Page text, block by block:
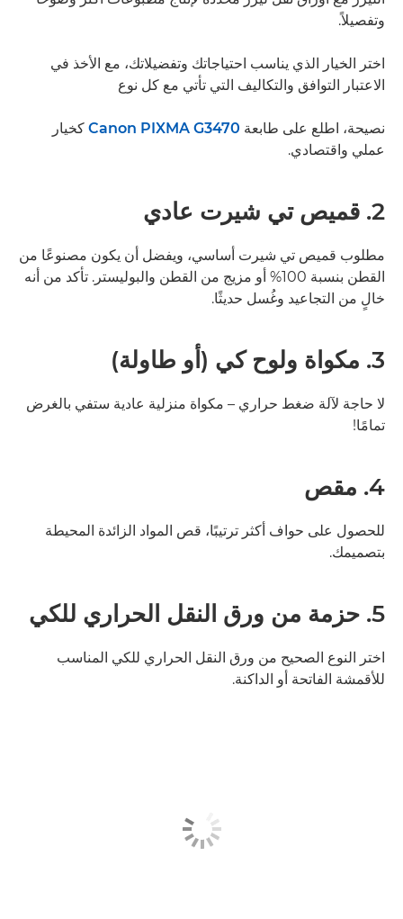
وتفصيلاً.
اختر الخيار الذي يناسب احتياجاتك وتفضيلاتك، مع الأخذ في
الاعتبار التوافق والتكاليف التي تأتي مع كل نوع
نصيحة، اطلع على طابعة Canon PIXMA G3470 كخيار
عملي واقتصادي.
2. قميص تي شيرت عادي
مطلوب قميص تي شيرت أساسي، ويفضل أن يكون مصنوعًا من
القطن بنسبة 100% أو مزيج من القطن والبوليستر. تأكد من أنه
خالٍ من التجاعيد وغُسل حديثًا.
3. مكواة ولوح كي (أو طاولة)
لا حاجة لآلة ضغط حراري – مكواة منزلية عادية ستفي بالغرض
تمامًا!
4. مقص
للحصول على حواف أكثر ترتيبًا، قص المواد الزائدة المحيطة
بتصميمك.
5. حزمة من ورق النقل الحراري للكي
اختر النوع الصحيح من ورق النقل الحراري للكي المناسب
للأقمشة الفاتحة أو الداكنة.